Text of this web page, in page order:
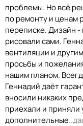
проблемы. Но всё
по ремонту и ценам
переписке. Дизайн
рисовали сами.
вентиляции и
просьбы и
нашим планом.
Геннадий даёт
вносили никаких
приехали и приняли
дополнительные